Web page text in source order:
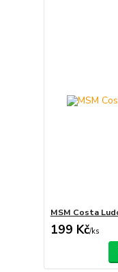
MSM Costa
199 Kč/ks